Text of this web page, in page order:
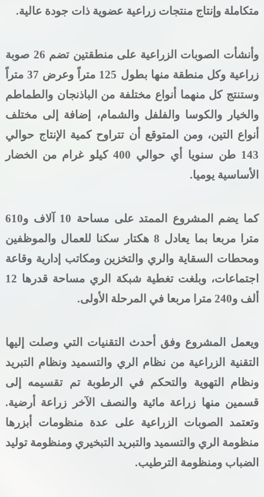
متكاملة وإنتاج منتجات زراعية عضوية ذات جودة عالية.
وأنشأت الصوبات الزراعية على منطقتين تضم 26 صوبة
زراعية وكل منطقة منها بطول 125 متراً وعرض 37 متراً
وستنتج كل منهما أنواع مختلفة من الباذنجان والطماطم
والخيار والكوسا والفلفل والشمام، إضافة إلى مختلف
أنواع التين، ومن المتوقع أن تتراوح كمية الإنتاج حوالي
143 طن سنويا أي حوالي 400 كيلو غرام من الخضار
الأساسية يوميا.
كما يضم المشروع الممتد على مساحة 10 آلاف و610
مترا مربعا بما يعادل 8 هكتار سكنا للعمال والموظفين
ومحطات السقاية والري والتخزين ومكاتب إدارية وقاعة
اجتماعات، وبلغت تغطية شبكة الري مساحة قدرها 12
ألف و240 مترا مربعا في المرحلة الأولى.
ويعمل المشروع وفق أحدث التقنيات التي وصلت إليها
التقنية الزراعية من نظام الري والتسميد ونظام التبريد
ونظام التهوية والتحكم في الرطوبة تم تقسيمه إلى
قسمين منها زراعة مائية والنصف الآخر زراعة أرضية.
وتعتمد الصوبات الزراعية على عدة منظومات أبزرها
منظومة الري والتسميد والتبريد التبخيري ومنظومة توليد
الضباب ومنظومة الترطيب.